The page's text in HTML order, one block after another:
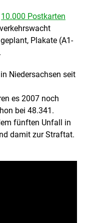
10.000 Postkarten
Plakate (A1-
Niedersachsen seit
es 2007 noch
bei 48.341.
fünften Unfall in
damit zur Straftat.